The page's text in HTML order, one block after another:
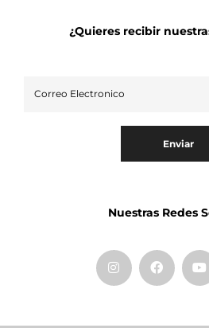
¿Quieres recibir
Enviar
Nuestras Redes